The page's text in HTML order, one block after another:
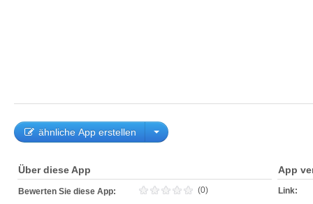
ähnliche App erstellen
Über diese App
Bewerten Sie diese App: (0)
App
Link: